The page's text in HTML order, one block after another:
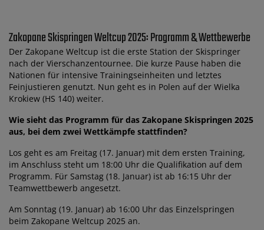
Zakopane Skispringen Weltcup 2025: Programm & Wettbewerbe
Der Zakopane Weltcup ist die erste Station der Skispringer
nach der Vierschanzentournee. Die kurze Pause haben die
Nationen für intensive Trainingseinheiten und letztes
Feinjustieren genutzt. Nun geht es in Polen auf der Wielka
Krokiew (HS 140) weiter.
Wie sieht das Programm für das Zakopane Skispringen 2025
aus, bei dem zwei Wettkämpfe stattfinden?
Los geht es am Freitag (17. Januar) mit dem ersten Training,
im Anschluss steht um 18:00 Uhr die Qualifikation auf dem
Programm. Für Samstag (18. Januar) ist ab 16:15 Uhr der
Teamwettbewerb angesetzt.
Am Sonntag (19. Januar) ab 16:00 Uhr das Einzelspringen
beim Zakopane Weltcup 2025 an.